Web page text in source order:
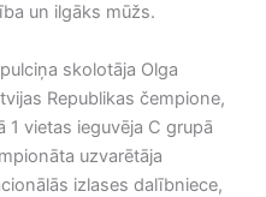
un ilgāks mūžs.
skolotāja Olga
Republikas čempione,
vietas ieguvēja C grupā
uzvarētāja
izlases dalībniece,